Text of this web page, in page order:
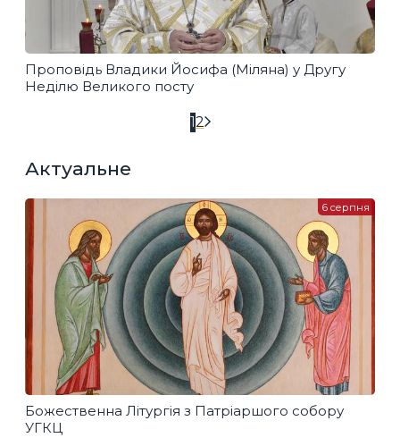
Проповідь Владики Йосифа (Міляна) у Другу
Неділю Великого посту
12
Актуальне
Божественна Літургія з Патріаршого собору
УГКЦ
6 серпня